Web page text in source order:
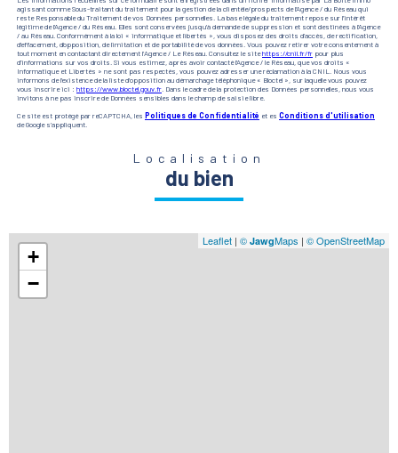
agissant comme Sous-traitant du traitement pour la gestion de la clientèle/prospects de l'Agence / du Réseau qui
reste Responsable du Traitement de vos Données personnelles. La base légale du traitement repose sur l'intérêt
légitime de l'Agence / du Réseau. Elles sont conservées jusqu'à demande de suppression et sont destinées à l'Agence
/ au Réseau. Conformément à la loi « informatique et libertés », vous disposez des droits d’accès, de rectification,
d’effacement, d’opposition, de limitation et de portabilité de vos données. Vous pouvez retirer votre consentement à
tout moment en contactant directement l’Agence / Le Réseau. Consultez le sitehttps://cnil.fr/fr pour plus
d’informations sur vos droits. Si vous estimez, après avoir contacté l'Agence / le Réseau, que vos droits «
Informatique et Libertés » ne sont pas respectés, vous pouvez adresser une réclamation à la CNIL. Nous vous
informons de l’existence de la liste d'opposition au démarchage téléphonique « Bloctel », sur laquelle vous pouvez
vous inscrire ici : https://www.bloctel.gouv.fr . Dans le cadre de la protection des Données personnelles, nous vous
invitons à ne pas inscrire de Données sensibles dans le champ de saisie libre.
Ce site est protégé par reCAPTCHA, les Politiques de Confidentialité et es Conditions d'utilisation
de Google s'appliquent.
Localisation
du bien
+
−
Leaflet | © JawgMaps | © OpenStreetMap